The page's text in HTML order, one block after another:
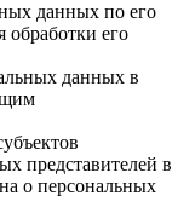
данных по его
его
данных в
представителей в
о персональных